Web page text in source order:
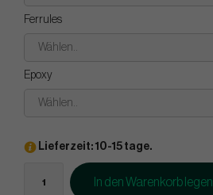
Ferrules
Wählen..
Epoxy
Wählen..
Lieferzeit: 10-15 tage.
In den Warenkorb legen